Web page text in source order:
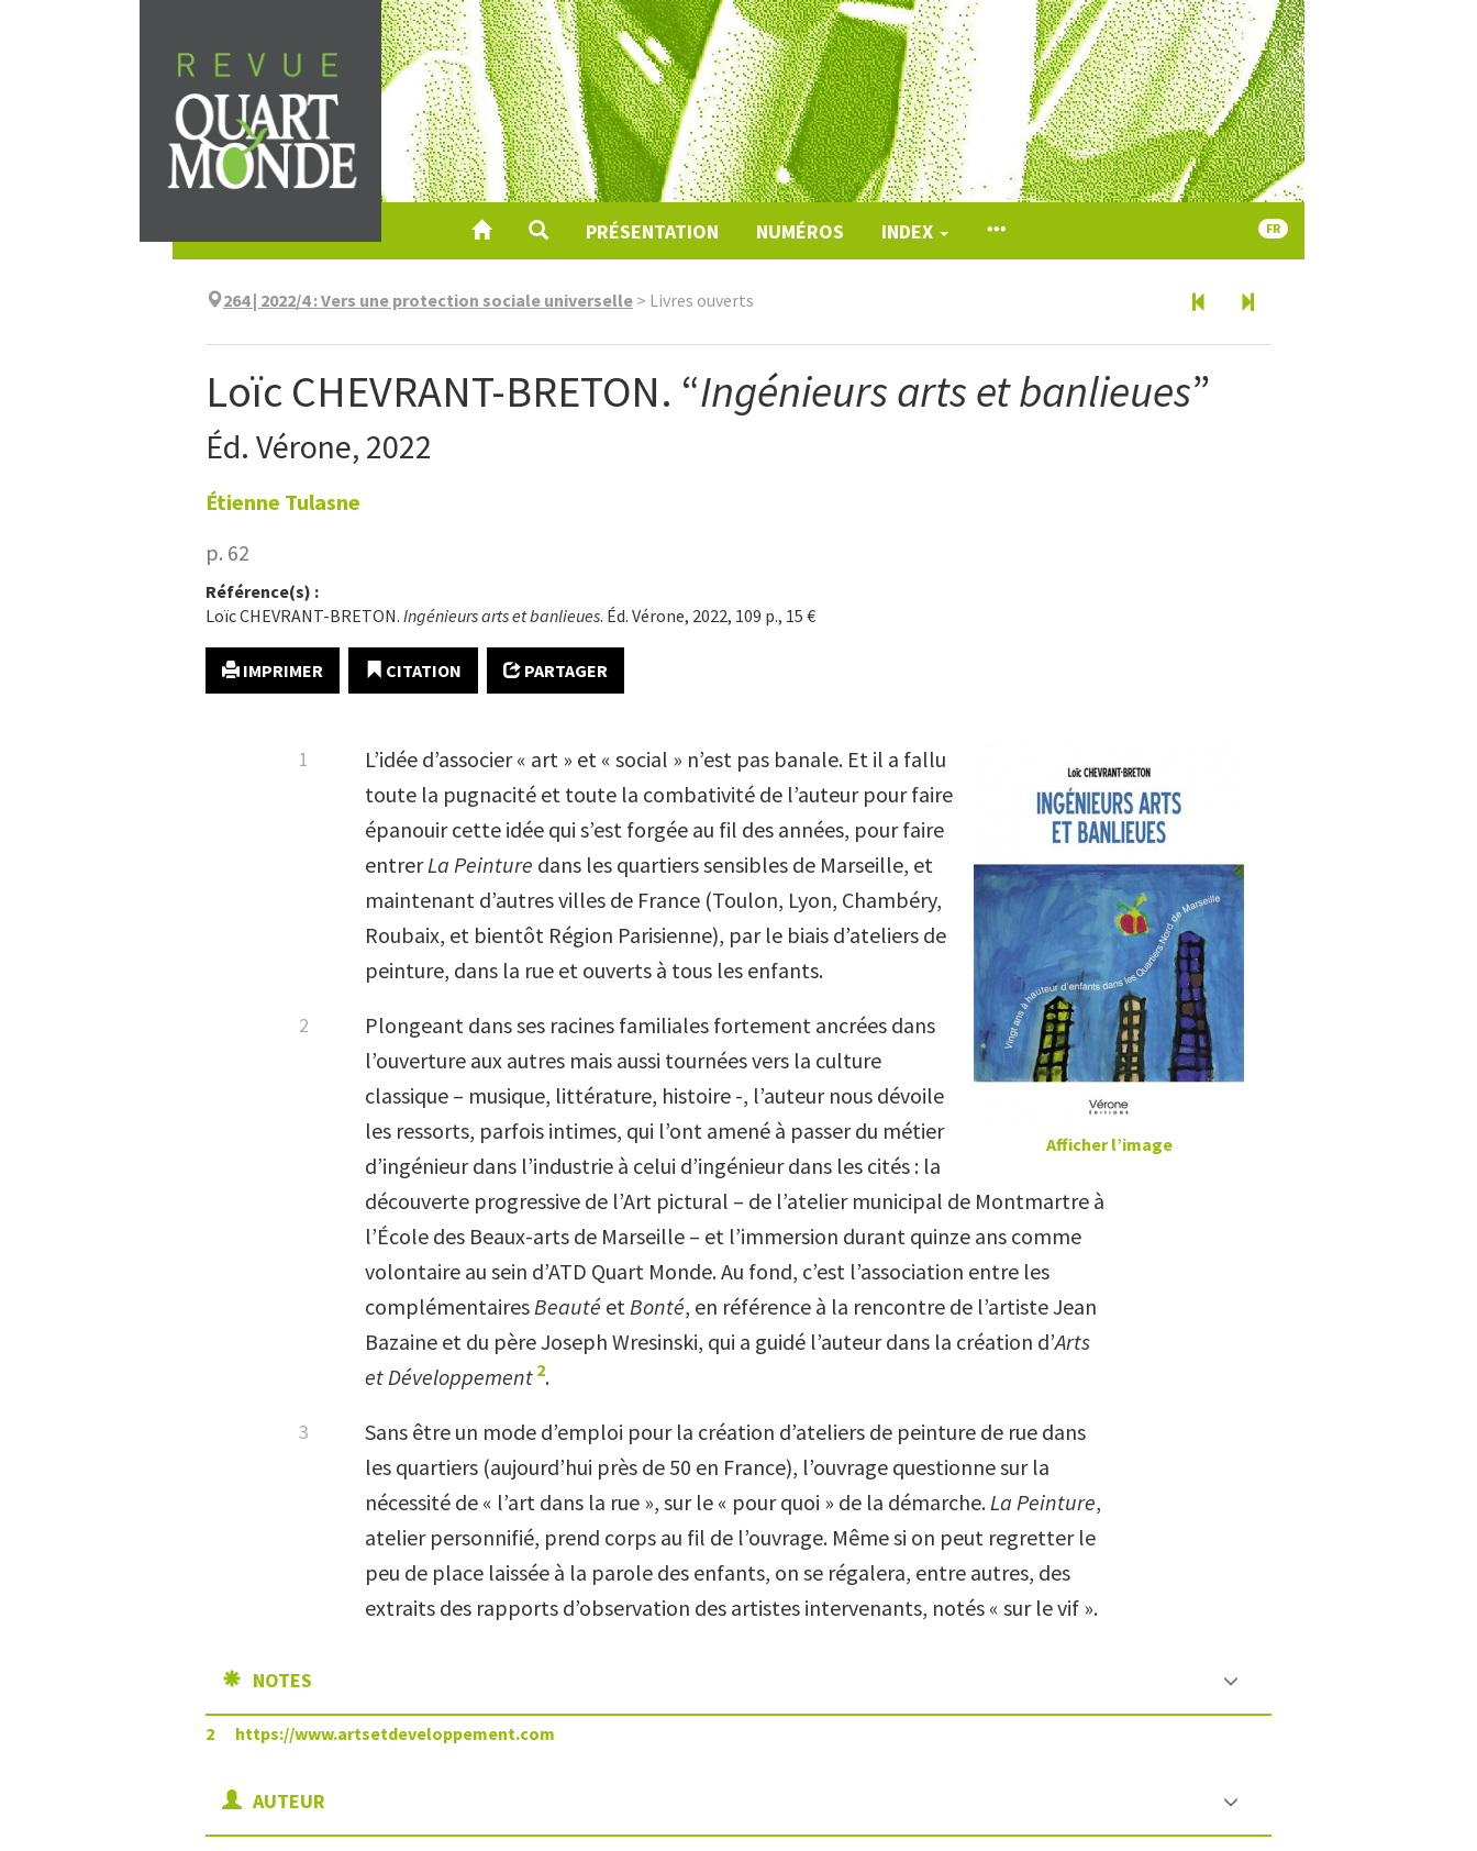
au
contenu
PRÉSENTATION NUMÉROS INDEX FR
264 | 2022/4:Vers une protection sociale universelle > Livres ouverts
Loïc CHEVRANT-BRETON. “Ingénieurs arts et banlieues”
Éd. Vérone, 2022
Étienne Tulasne
p. 62
Référence(s) :
Loïc CHEVRANT-BRETON. Ingénieurs arts et banlieues. Éd. Vérone, 2022, 109 p., 15 €
IMPRIMER CITATION PARTAGER
Afficher l’image
L’idée d’associer « art » et « social » n’est pas banale. Et il a fallu
toute la pugnacité et toute la combativité de l’auteur pour faire
épanouir cette idée qui s’est forgée au fil des années, pour faire
entrerLa Peinture dans les quartiers sensibles de Marseille, et
maintenant d’autres villes de France (Toulon, Lyon, Chambéry,
Roubaix, et bientôt Région Parisienne), par le biais d’ateliers de
peinture, dans la rue et ouverts à tous les enfants.
Plongeant dans ses racines familiales fortement ancrées dans
l’ouverture aux autres mais aussi tournées vers la culture
classique – musique, littérature, histoire -, l’auteur nous dévoile
les ressorts, parfois intimes, qui l’ont amené à passer du métier
d’ingénieur dans l’industrie à celui d’ingénieur dans les cités : la
découverte progressive de l’Art pictural – de l’atelier municipal de Montmartre à
l’École des Beaux-arts de Marseille – et l’immersion durant quinze ans comme
volontaire au sein d’ATD Quart Monde. Au fond, c’est l’association entre les
complémentairesBeauté etBonté, en référence à la rencontre de l’artiste Jean
Bazaine et du père Joseph Wresinski, qui a guidé l’auteur dans la création d’Arts
et Développement 2.
Sans être un mode d’emploi pour la création d’ateliers de peinture de rue dans
les quartiers (aujourd’hui près de 50 en France), l’ouvrage questionne sur la
nécessité de « l’art dans la rue », sur le « pour quoi » de la démarche.La Peinture,
atelier personnifié, prend corps au fil de l’ouvrage. Même si on peut regretter le
peu de place laissée à la parole des enfants, on se régalera, entre autres, des
extraits des rapports d’observation des artistes intervenants, notés « sur le vif ».
NOTES
2 https://www.artsetdeveloppement.com
AUTEUR